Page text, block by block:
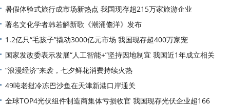
暑假体验式旅行成市场新热点 我国现存超215万家旅游企业
著名文化学者韩若解新歌《潮涌儋洋》发布
1.2亿只“毛孩子”撬动3000亿元市场 我国现存超400万家宠
国家发改委表示发展“人工智能+”坚持因地制宜 我国近1年成立相关
“浪漫经济”来袭，七夕鲜花消费持续火热
49吨老挝冷冻巴沙鱼在天津新港口岸通关
全球TOP4光伏组件制造商集体亏损收官 我国现存光伏企业超166